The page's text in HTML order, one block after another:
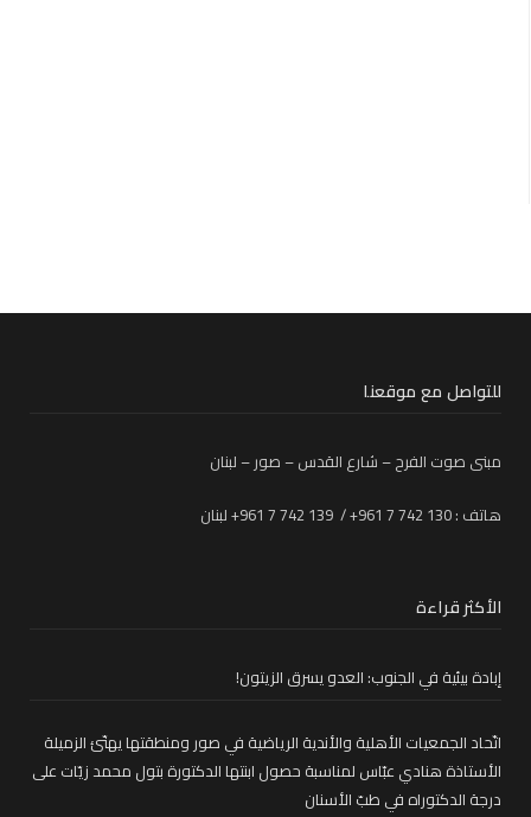
للتواصل مع موقعنا
مبنى صوت الفرح – شارع القدس – صور – لبنان
هاتف : 130 742 7 961+ / 139 742 7 961+ لبنان
الأكثر قراءة
إبادة بيئية في الجنوب: العدو يسرق الزيتون!
اتّحاد الجمعيات الأهلية والأندية الرياضية في صور ومنطقتها يهنّئ الزميلة
الأستاذة هنادي عبّاس لمناسبة حصول ابنتها الدكتورة بتول محمد زيّات على
درجة الدكتوراه في طبّ الأسنان